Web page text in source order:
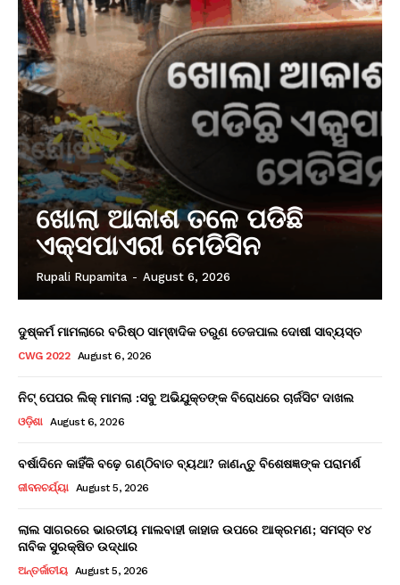
ଖୋଲା ଆକାଶ ତଳେ ପଡିଛି
ଏକ୍ସପାଏରୀ ମେଡିସିନ
Rupali Rupamita - August 6, 2026
ଦୁଷ୍କର୍ମ ମାମଲାରେ ବରିଷ୍ଠ ସାମ୍ଵାଦିକ ତରୁଣ ତେଜପାଲ ଦୋଷୀ ସାବ୍ୟସ୍ତ
CWG 2022 August 6, 2026
ନିଟ୍ ପେପର ଲିକ୍ ମାମଲା :ସବୁ ଅଭିଯୁକ୍ତଙ୍କ ବିରୋଧରେ ଚାର୍ଜସିଟ ଦାଖଲ
ଓଡ଼ିଶା August 6, 2026
ବର୍ଷାଦିନେ କାହିଁକି ବଢ଼େ ଗଣ୍ଠିବାତ ବ୍ୟଥା? ଜାଣନ୍ତୁ ବିଶେଷଜ୍ଞଙ୍କ ପରାମର୍ଶ
ଜୀବନଚର୍ଯ୍ୟା August 5, 2026
ଲାଲ ସାଗରରେ ଭାରତୀୟ ମାଲବାହୀ ଜାହାଜ ଉପରେ ଆକ୍ରମଣ; ସମସ୍ତ ୧୪
ନାବିକ ସୁରକ୍ଷିତ ଉଦ୍ଧାର
ଅନ୍ତର୍ଜାତୀୟ August 5, 2026